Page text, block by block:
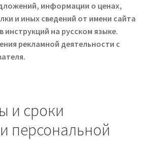
информации о ценах,
и иных сведений от имени сайта
инструкций на русском языке.
рекламной деятельности с
и сроки
персональной